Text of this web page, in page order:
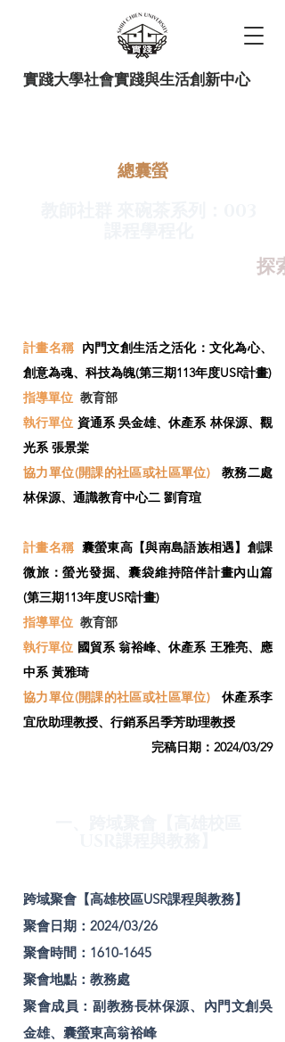
實踐大學社會實踐與生活創新中心
​總囊螢
探
計畫名稱 內門文創生活之活化：文化為心、
創意為魂、科技為魄(第三期113年度USR計畫)
指導單位 教育部
​執行單位 資通系 吳金雄、休產系 林保源、觀
光系 張景棠
協力單位(開課的社區或社區單位) 教務二處
林保源、通識教育中心二 劉育瑄
計畫名稱 囊螢東高【與南島語族相遇】創課
微旅：螢光發掘、囊袋維持陪伴計畫內山篇
(第三期113年度USR計畫)
指導單位 教育部
​執行單位 國貿系 翁裕峰、休產系 王雅亮、應
中系 黃雅琦
協力單位(開課的社區或社區單位) 休產系李
宜欣助理教授、行銷系呂季芳助理教授
​完稿日期：2024/03/29
跨域聚會【高雄校區USR課程與教務】
聚會日期：2024/03/26
聚會時間：1610-1645
聚會地點：教務處
聚會成員：副教務長林保源、內門文創吳
金雄、囊螢東高翁裕峰